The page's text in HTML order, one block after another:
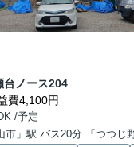
台ノース204
費4,100円
/予定
」駅 バス20分 「つつじ野